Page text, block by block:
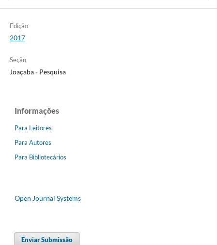
Edição
2017
Seção
Joaçaba - Pesquisa
Informações
Para Leitores
Para Autores
Para Bibliotecários
Open Journal Systems
Enviar Submissão